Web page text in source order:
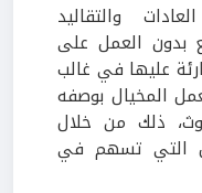
والتقاليد
بدون العمل على
عليها في غالب
المخيال بوصفه
ذلك من خلال
التي تسهم في